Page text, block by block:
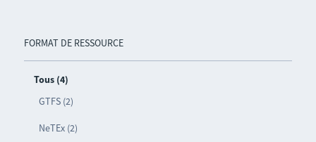
FORMAT DE RESSOURCE
Tous (4)
GTFS (2)
NeTEx (2)